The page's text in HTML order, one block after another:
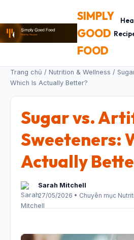
SIMPLY
GOOD
FOOD
Trang chủ / Nutrition & Wellness /
Which Is Actually Better?
Sugar vs.
Sweeteners:
Actually
Sarah Mitchell
27/05/2026 • Chuyên mục